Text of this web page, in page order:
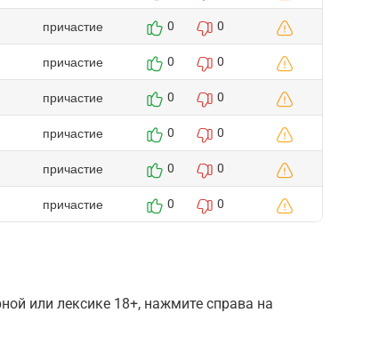
причастие 0 0
причастие 0 0
причастие 0 0
причастие 0 0
причастие 0 0
причастие 0 0
или лексике 18+, нажмите справа на